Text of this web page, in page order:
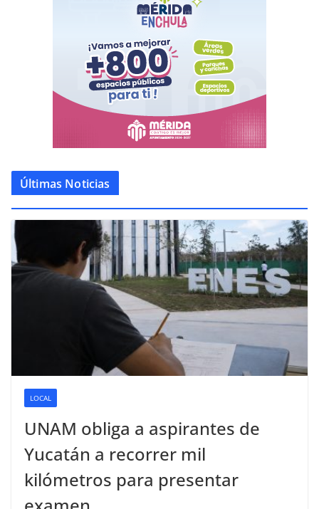
Últimas Noticias
LOCAL
UNAM obliga a aspirantes de
Yucatán a recorrer mil
kilómetros para presentar